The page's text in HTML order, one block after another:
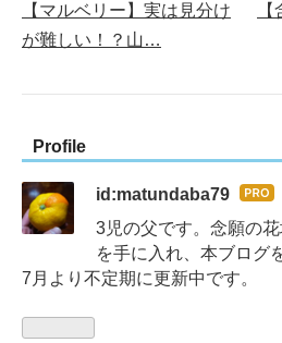
【マルベリー】実は見分け
が難しい！？山…
Profile
id:matundaba79 はて
なブ
ログ
Pro
3児の父です。念願の
を手に入れ、本ブログ
7月より不定期に更新中です。